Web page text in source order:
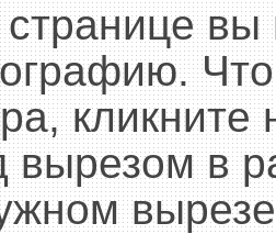
вы
кликните
вырезом в